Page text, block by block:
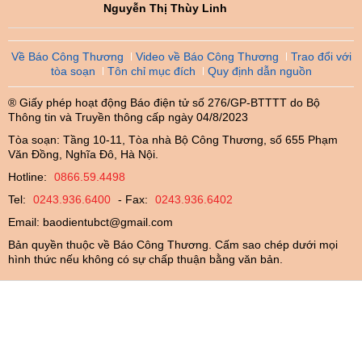
Nguyễn Thị Thùy Linh
Về Báo Công Thương Video về Báo Công Thương
Trao đổi với
tòa soạn
Tôn chỉ mục đích Quy định dẫn nguồn
® Giấy phép hoạt động Báo điện tử số 276/GP-BTTTT do Bộ
Thông tin và Truyền thông cấp ngày 04/8/2023
Tòa soạn: Tầng 10-11, Tòa nhà Bộ Công Thương, số 655 Phạm
Văn Đồng, Nghĩa Đô, Hà Nội.
Hotline:
0866.59.4498
Tel:
0243.936.6400 - Fax:
0243.936.6402
Email: baodientubct@gmail.com
Bản quyền thuộc về Báo Công Thương. Cấm sao chép dưới mọi
hình thức nếu không có sự chấp thuận bằng văn bản.